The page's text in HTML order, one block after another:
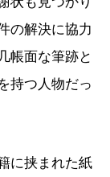
の解決に協力
帳面な筆跡と
持つ人物だっ
に挟まれた紙